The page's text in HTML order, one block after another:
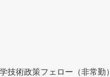
技術政策フェロー（非常勤）